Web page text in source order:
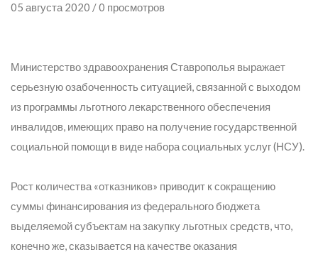
05 августа 2020 / 0 просмотров
Министерство здравоохранения Ставрополья выражает
серьезную озабоченность ситуацией, связанной с выходом
из программы льготного лекарственного обеспечения
инвалидов, имеющих право на получение государственной
социальной помощи в виде набора социальных услуг (НСУ).
Рост количества «отказников» приводит к сокращению
суммы финансирования из федерального бюджета
выделяемой субъектам на закупку льготных средств, что,
конечно же, сказывается на качестве оказания